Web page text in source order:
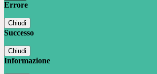
Errore
Chiudi
Successo
Chiudi
Informazione